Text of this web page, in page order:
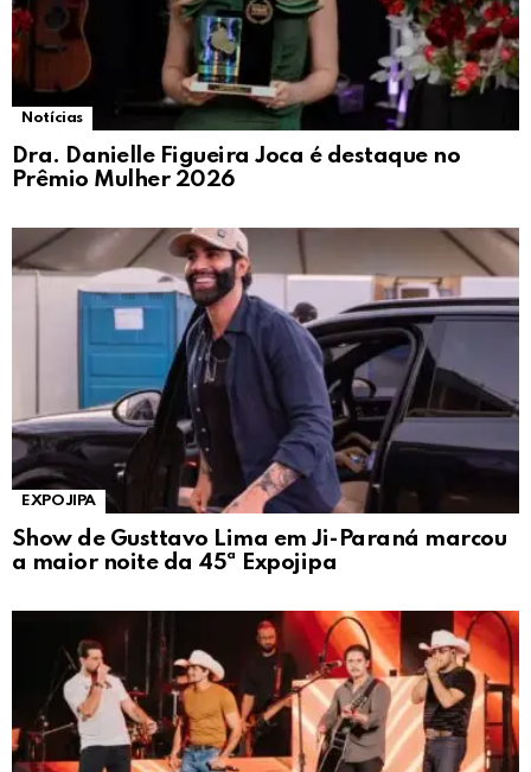
Notícias
Dra. Danielle Figueira Joca é destaque no
Prêmio Mulher 2026
EXPOJIPA
Show de Gusttavo Lima em Ji-Paraná marcou
a maior noite da 45ª Expojipa